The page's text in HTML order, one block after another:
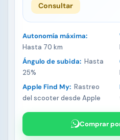
Consultar
Autonomía máxima:
Hasta 70 km
Ángulo de subida: Hasta
25%
Apple Find My: Rastreo
del scooter desde Apple
Comprar